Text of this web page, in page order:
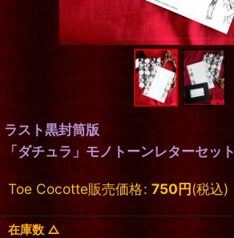
ラスト黒封筒版
「ダチュラ」モノトーンレターセット
Toe Cocotte販売価格: 750円(税込)
在庫数 △